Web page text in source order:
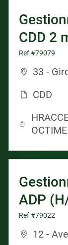
CDD 2
Ref #79079
33 -
CDD
OCTIME
ADP
Ref #79022
12 -